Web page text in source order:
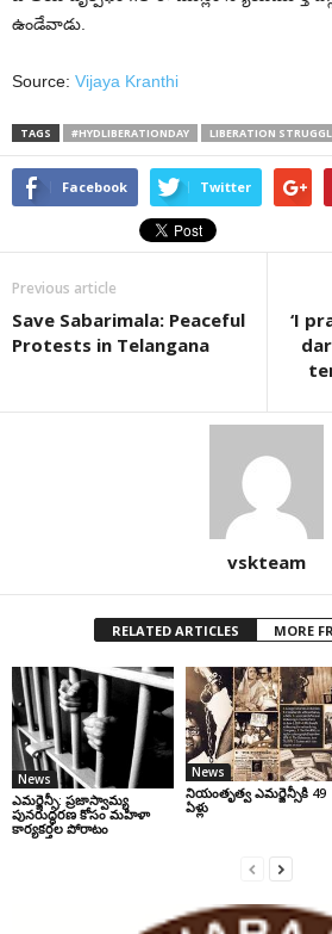
ఉండేవాడు.
Source: Vijaya Kranthi
TAGS #HYDLIBERATIONDAY LIBERATION
Facebook Twitter
Previous article
Save Sabarimala: Peaceful
Protests in Telangana
‘I
vskteam
RELATED ARTICLES MORE
News
ఎమర్జెన్సీ: ప్రజాస్వామ్య
పునరుద్ధరణ కోసం మహిళా
కార్యకర్తల పోరాటం
News
నియంతృత్వ ఎమర్జెన్సీకి 49
ఏళ్లు